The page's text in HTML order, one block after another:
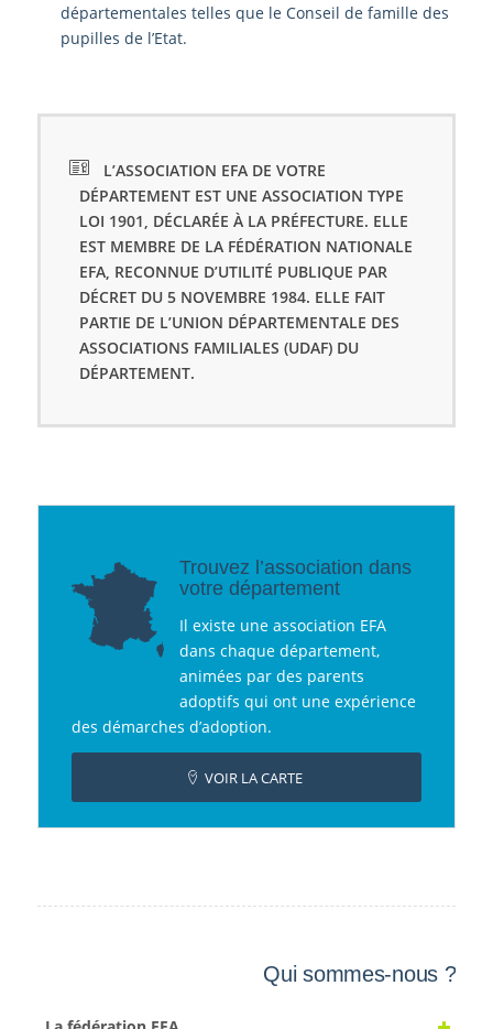
départementales telles que le Conseil de famille des
pupilles de l’Etat.
L’ASSOCIATION EFA DE VOTRE
DÉPARTEMENT EST UNE ASSOCIATION TYPE
LOI 1901, DÉCLARÉE À LA PRÉFECTURE. ELLE
EST MEMBRE DE LA FÉDÉRATION NATIONALE
EFA, RECONNUE D’UTILITÉ PUBLIQUE PAR
DÉCRET DU 5 NOVEMBRE 1984. ELLE FAIT
PARTIE DE L’UNION DÉPARTEMENTALE DES
ASSOCIATIONS FAMILIALES (UDAF) DU
DÉPARTEMENT.
Trouvez l’association dans
votre département
Il existe une association EFA
dans chaque département,
animées par des parents
adoptifs qui ont une expérience
des démarches d’adoption.
VOIR LA CARTE
Qui sommes-nous ?